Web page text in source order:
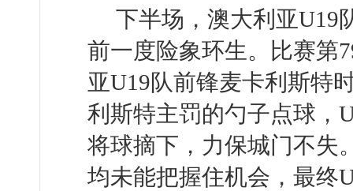
下半场，澳大利亚U19
前一度险象环生。比赛第
亚U19队前锋麦卡利斯特
利斯特主罚的勺子点球，
将球摘下，力保城门不失
均未能把握住机会，最终